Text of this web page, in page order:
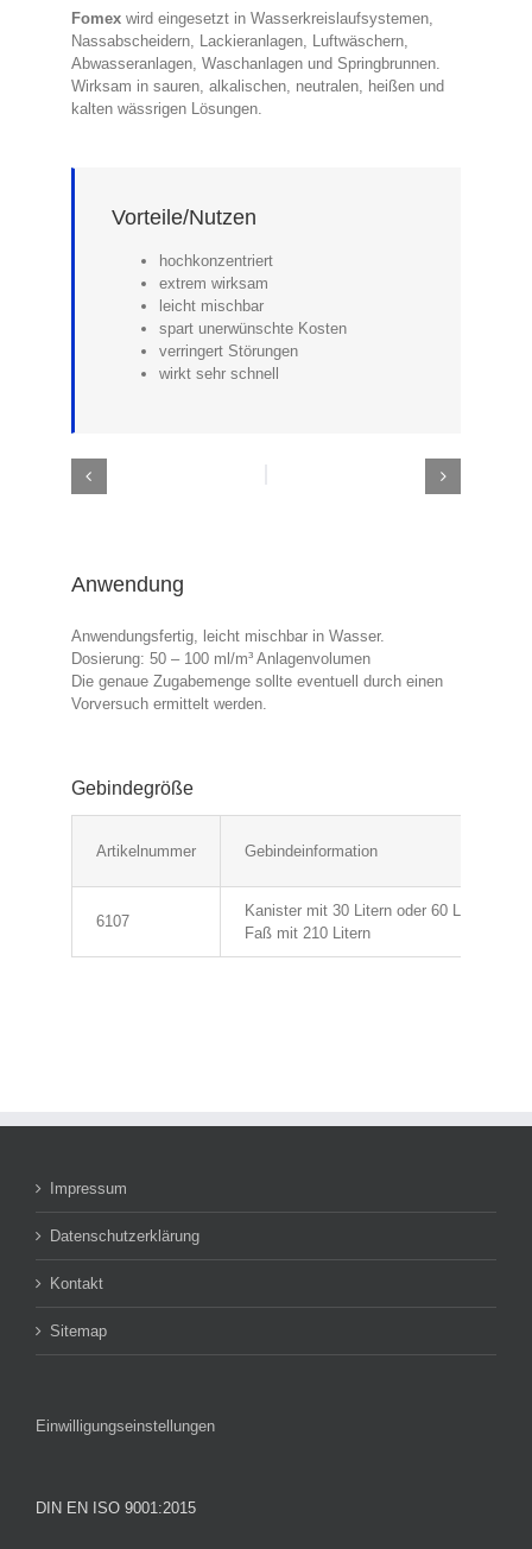
Fomex wird eingesetzt in Wasserkreislaufsystemen,
Nassabscheidern, Lackieranlagen, Luftwäschern,
Abwasseranlagen, Waschanlagen und Springbrunnen.
Wirksam in sauren, alkalischen, neutralen, heißen und
kalten wässrigen Lösungen.
Vorteile/Nutzen
hochkonzentriert
extrem wirksam
leicht mischbar
spart unerwünschte Kosten
verringert Störungen
wirkt sehr schnell
Anwendung
Anwendungsfertig, leicht mischbar in Wasser.
Dosierung: 50 – 100 ml/m³ Anlagenvolumen
Die genaue Zugabemenge sollte eventuell durch einen
Vorversuch ermittelt werden.
Gebindegröße
Artikelnummer Gebindeinformation
6107
Kanister mit 30 Litern oder 60 Litern
Faß mit 210 Litern
Impressum
Datenschutzerklärung
Kontakt
Sitemap
Einwilligungseinstellungen
DIN EN ISO 9001:2015